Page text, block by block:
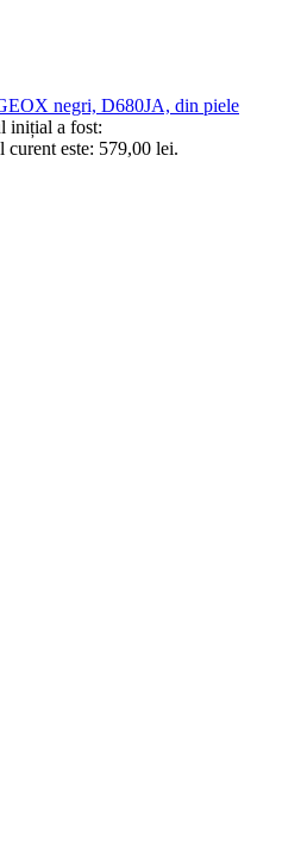
negri, D680JA, din piele
inițial a fost:
curent este: 579,00 lei.